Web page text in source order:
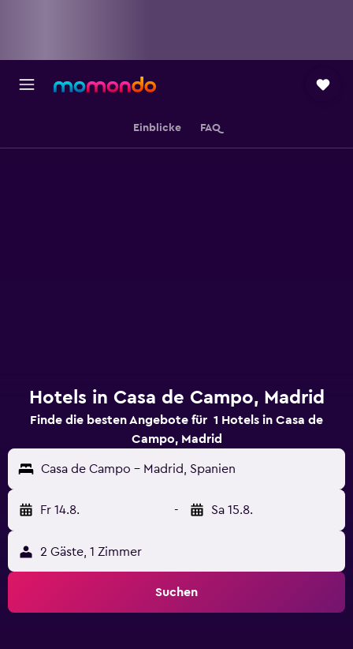
Einblicke FAQ
Hotels in Casa de Campo, Madrid
Finde die besten Angebote für 1 Hotels in Casa de
Campo, Madrid
Casa de Campo - Madrid, Spanien
Fr 14.8. - Sa 15.8.
2 Gäste, 1 Zimmer
Suchen